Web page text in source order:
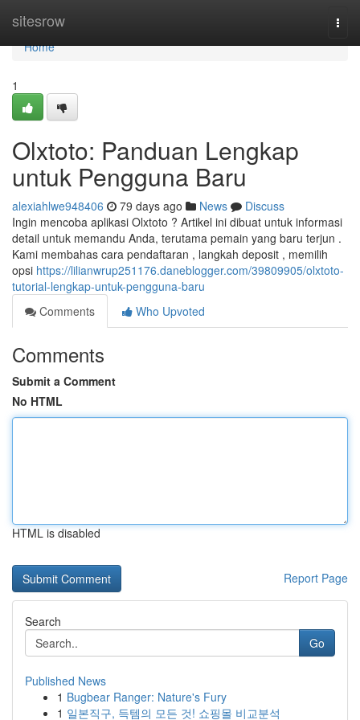
sitesrow
Home
Home
1
Olxtoto: Panduan Lengkap
untuk Pengguna Baru
alexiahlwe948406 79 days ago News
Discuss
Ingin mencoba aplikasi Olxtoto ? Artikel ini dibuat untuk informasi
detail untuk memandu Anda, terutama pemain yang baru terjun .
Kami membahas cara pendaftaran , langkah deposit , memilih
opsi https://lilianwrup251176.daneblogger.com/39809905/olxtoto-
tutorial-lengkap-untuk-pengguna-baru
Comments
Who Upvoted
Comments
Submit a Comment
No HTML
HTML is disabled
Report Page
Search
Go
Published News
1 Bugbear Ranger: Nature's Fury
1 일본직구, 득템의 모든 것! 쇼핑몰 비교분석